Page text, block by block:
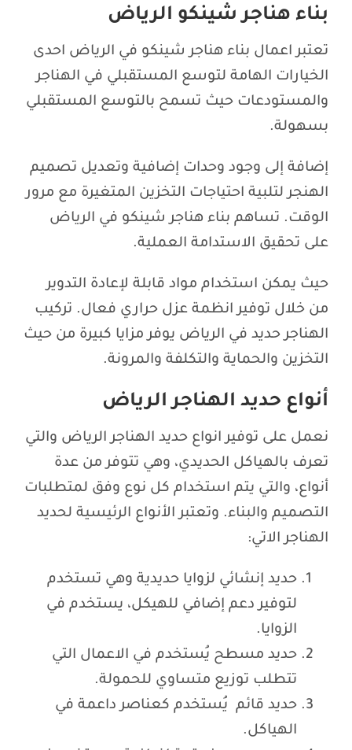
بناء هناجر شينكو الرياض
تعتبر اعمال بناء هناجر شينكو في الرياض احدى
الخيارات الهامة لتوسع المستقبلي في الهناجر
والمستودعات حيث تسمح بالتوسع المستقبلي
بسهولة.
إضافة إلى وجود وحدات إضافية وتعديل تصميم
الهنجر لتلبية احتياجات التخزين المتغيرة مع مرور
الوقت. تساهم بناء هناجر شينكو في الرياض
على تحقيق الاستدامة العملية.
حيث يمكن استخدام مواد قابلة لإعادة التدوير
من خلال توفير انظمة عزل حراري فعال. تركيب
الهناجر حديد في الرياض يوفر مزايا كبيرة من حيث
التخزين والحماية والتكلفة والمرونة.
أنواع حديد الهناجر الرياض
نعمل على توفير انواع حديد الهناجر الرياض والتي
تعرف بالهياكل الحديدي، وهي تتوفر من عدة
أنواع، والتي يتم استخدام كل نوع وفق لمتطلبات
التصميم والبناء. وتعتبر الأنواع الرئيسية لحديد
الهناجر الاتي:
حديد إنشائي لزوايا حديدية وهي تستخدم
لتوفير دعم إضافي للهيكل، يستخدم في
الزوايا.
حديد مسطح يُستخدم في الاعمال التي
تتطلب توزيع متساوي للحمولة.
حديد قائم يُستخدم كعناصر داعمة في
الهياكل.